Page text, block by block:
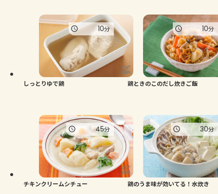
しっとりゆで鶏
10分
鶏ときのこのだし炊きご飯
10分
チキンクリームシチュー
45分
鶏のうま味が効いてる！水炊き
30分